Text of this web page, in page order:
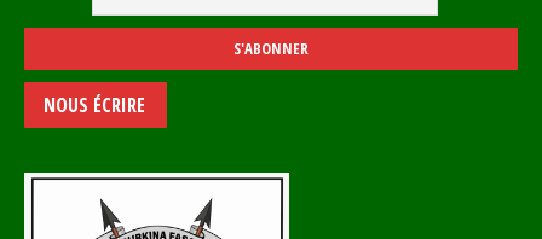
NOUS ÉCRIRE